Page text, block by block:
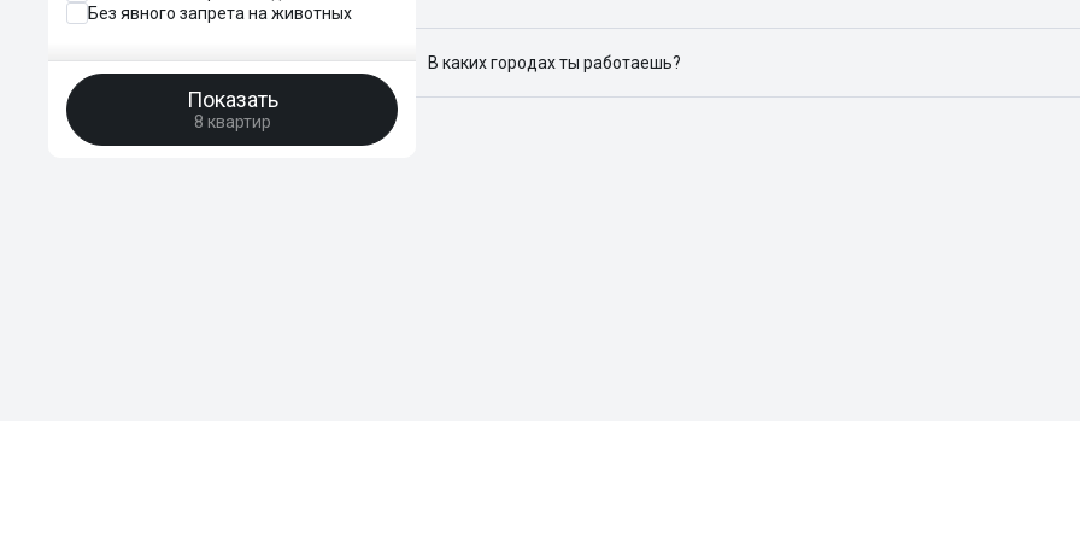
Без явного запрета на животных
Показать
8 квартир
В каких городах ты работаешь?